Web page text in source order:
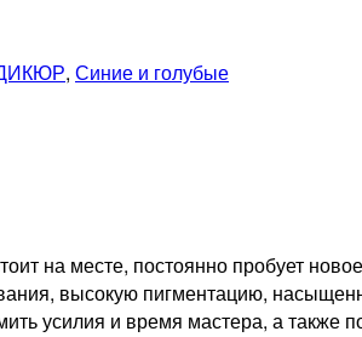
, Синие и голубые
на месте, постоянно пробует
высокую пигментацию,
усилия и время мастера, а также